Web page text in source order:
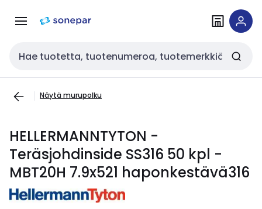
navigointiinsisältöön
Haku
Näytä murupolku
HELLERMANNTYTON -
Teräsjohdinside SS316 50 kpl -
MBT20H 7.9x521 haponkestävä316